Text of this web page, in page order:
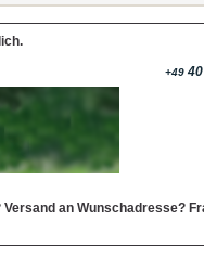
+49
an Wunschadresse?